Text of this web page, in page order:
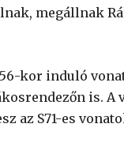
megállnak
kor induló
is. A
az S71-es